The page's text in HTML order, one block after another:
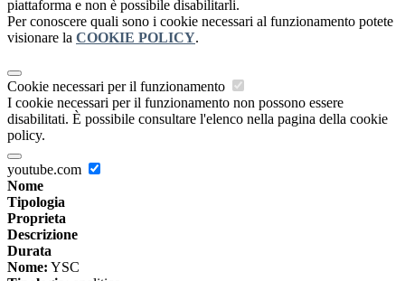
piattaforma e non è possibile disabilitarli.
Per conoscere quali sono i cookie necessari al funzionamento potete
visionare la COOKIE POLICY.
Cookie necessari per il funzionamento
I cookie necessari per il funzionamento non possono essere
disabilitati. È possibile consultare l'elenco nella pagina della cookie
policy.
youtube.com
Nome
Tipologia
Proprieta
Descrizione
Durata
Nome: YSC